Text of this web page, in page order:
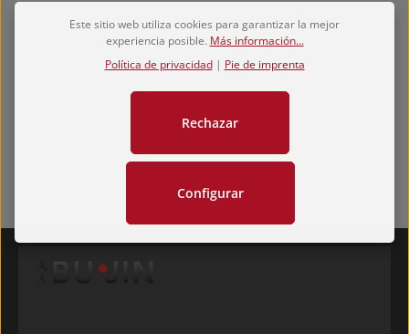
Este sitio web utiliza cookies para garantizar la mejor
experiencia posible. Más información...
Política de privacidad| Pie de imprenta
Rechazar
Configurar